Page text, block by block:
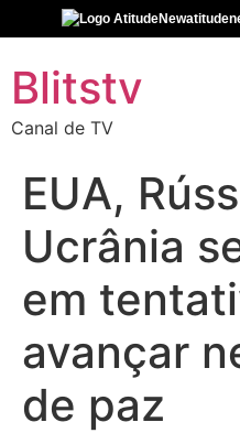
Blitstv
Canal de TV
EUA,
Ucrânia
em
avançar
de paz